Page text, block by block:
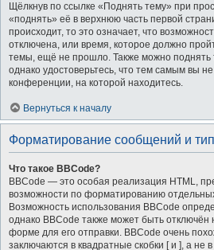
Щёлкнув по ссылке «Поднять тему» при
«поднять» её в верхнюю часть первой
происходит, то это означает, что
отключена, или время, которое должно
темы, ещё не прошло. Также можно поднять
однако удостоверьтесь, что тем самым вы
конференции, на которой находитесь.
Вернуться к началу
Форматирование сообщений и
Что такое BBCode?
BBCode — это особая реализация HTML,
возможности по форматированию
Возможность использования BBCode
однако BBCode также может быть
форме для его отправки. BBCode очень
заключаются в квадратные скобки [ и ], а не